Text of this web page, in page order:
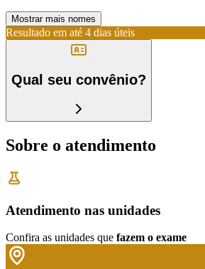
Mostrar mais nomes
Resultado em até 4 dias úteis
Qual seu convênio?
Sobre o atendimento
Atendimento nas unidades
Confira as unidades que fazem o exame